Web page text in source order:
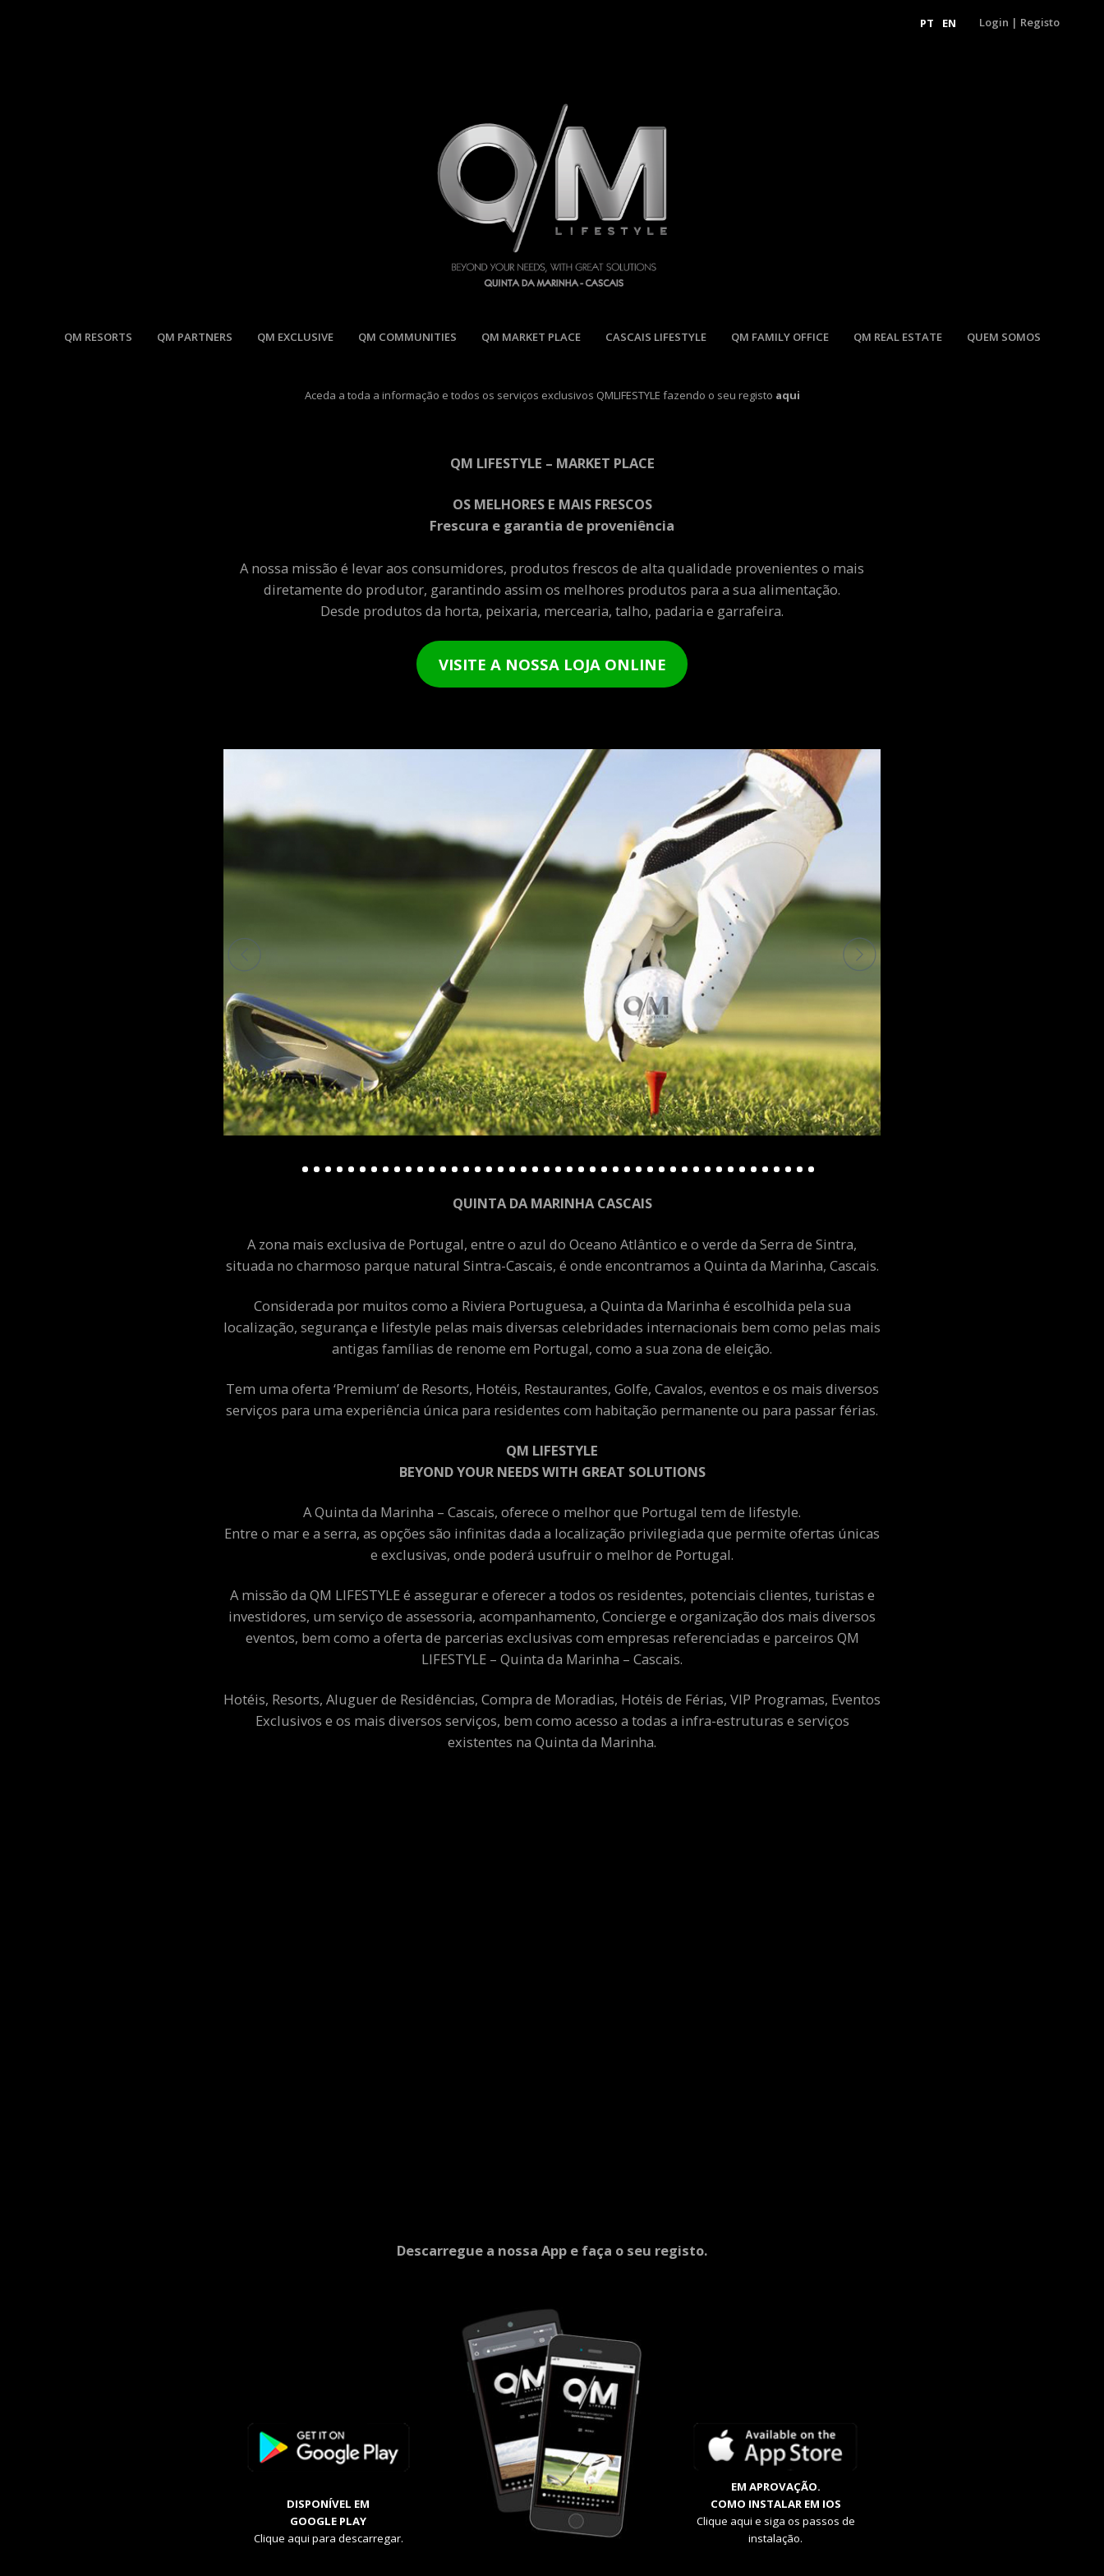
PT EN Login | Registo
QM RESORTS QM PARTNERS QM EXCLUSIVE QM COMMUNITIES QM MARKET PLACE CASCAIS LIFESTYLE QM FAMILY OFFICE QM REAL ESTATE QUEM SOMOS
Aceda a toda a informação e todos os serviços exclusivos QMLIFESTYLE fazendo o seu registo aqui
QM LIFESTYLE – MARKET PLACE
OS MELHORES E MAIS FRESCOS
Frescura e garantia de proveniência
A nossa missão é levar aos consumidores, produtos frescos de alta qualidade provenientes o mais
diretamente do produtor, garantindo assim os melhores produtos para a sua alimentação.
Desde produtos da horta, peixaria, mercearia, talho, padaria e garrafeira.
VISITE A NOSSA LOJA ONLINE
QUINTA DA MARINHA CASCAIS
A zona mais exclusiva de Portugal, entre o azul do Oceano Atlântico e o verde da Serra de Sintra,
situada no charmoso parque natural Sintra-Cascais, é onde encontramos a Quinta da Marinha, Cascais.
Considerada por muitos como a Riviera Portuguesa, a Quinta da Marinha é escolhida pela sua
localização, segurança e lifestyle pelas mais diversas celebridades internacionais bem como pelas mais
antigas famílias de renome em Portugal, como a sua zona de eleição.
Tem uma oferta ‘Premium’ de Resorts, Hotéis, Restaurantes, Golfe, Cavalos, eventos e os mais diversos
serviços para uma experiência única para residentes com habitação permanente ou para passar férias.
QM LIFESTYLE
BEYOND YOUR NEEDS WITH GREAT SOLUTIONS
A Quinta da Marinha – Cascais, oferece o melhor que Portugal tem de lifestyle.
Entre o mar e a serra, as opções são infinitas dada a localização privilegiada que permite ofertas únicas
e exclusivas, onde poderá usufruir o melhor de Portugal.
A missão da QM LIFESTYLE é assegurar e oferecer a todos os residentes, potenciais clientes, turistas e
investidores, um serviço de assessoria, acompanhamento, Concierge e organização dos mais diversos
eventos, bem como a oferta de parcerias exclusivas com empresas referenciadas e parceiros QM
LIFESTYLE – Quinta da Marinha – Cascais.
Hotéis, Resorts, Aluguer de Residências, Compra de Moradias, Hotéis de Férias, VIP Programas, Eventos
Exclusivos e os mais diversos serviços, bem como acesso a todas a infra-estruturas e serviços
existentes na Quinta da Marinha.
Descarregue a nossa App e faça o seu registo.
DISPONÍVEL EM
GOOGLE PLAY
Clique aqui para descarregar.
EM APROVAÇÃO.
COMO INSTALAR EM IOS
Clique aqui e siga os passos de
instalação.